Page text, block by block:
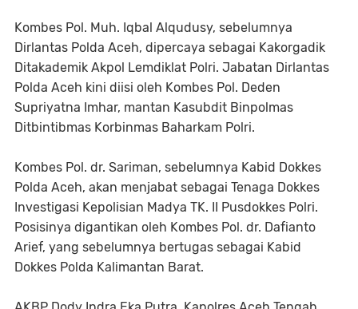
Kombes Pol. Muh. Iqbal Alqudusy, sebelumnya
Dirlantas Polda Aceh, dipercaya sebagai Kakorgadik
Ditakademik Akpol Lemdiklat Polri. Jabatan Dirlantas
Polda Aceh kini diisi oleh Kombes Pol. Deden
Supriyatna Imhar, mantan Kasubdit Binpolmas
Ditbintibmas Korbinmas Baharkam Polri.
Kombes Pol. dr. Sariman, sebelumnya Kabid Dokkes
Polda Aceh, akan menjabat sebagai Tenaga Dokkes
Investigasi Kepolisian Madya TK. II Pusdokkes Polri.
Posisinya digantikan oleh Kombes Pol. dr. Dafianto
Arief, yang sebelumnya bertugas sebagai Kabid
Dokkes Polda Kalimantan Barat.